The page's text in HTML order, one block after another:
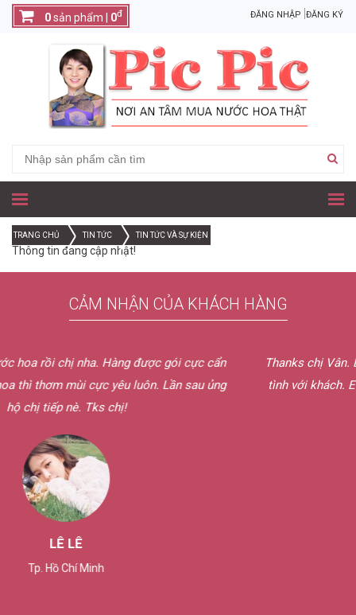
ĐĂNG NHẬP ĐĂNG KÝ
0sản phẩm | 0đ
TRANG CHỦ TIN TỨC TIN TỨC VÀ SỰ KIỆN
Thông tin đang cập nhật!
CẢM NHẬN CỦA KHÁCH HÀNG
được gói cực cẩn
Lần sau ủng
Thanks chị Vân. Em rất thích cách phục
tình với khách. Em sẽ giới thiệu cho bạn